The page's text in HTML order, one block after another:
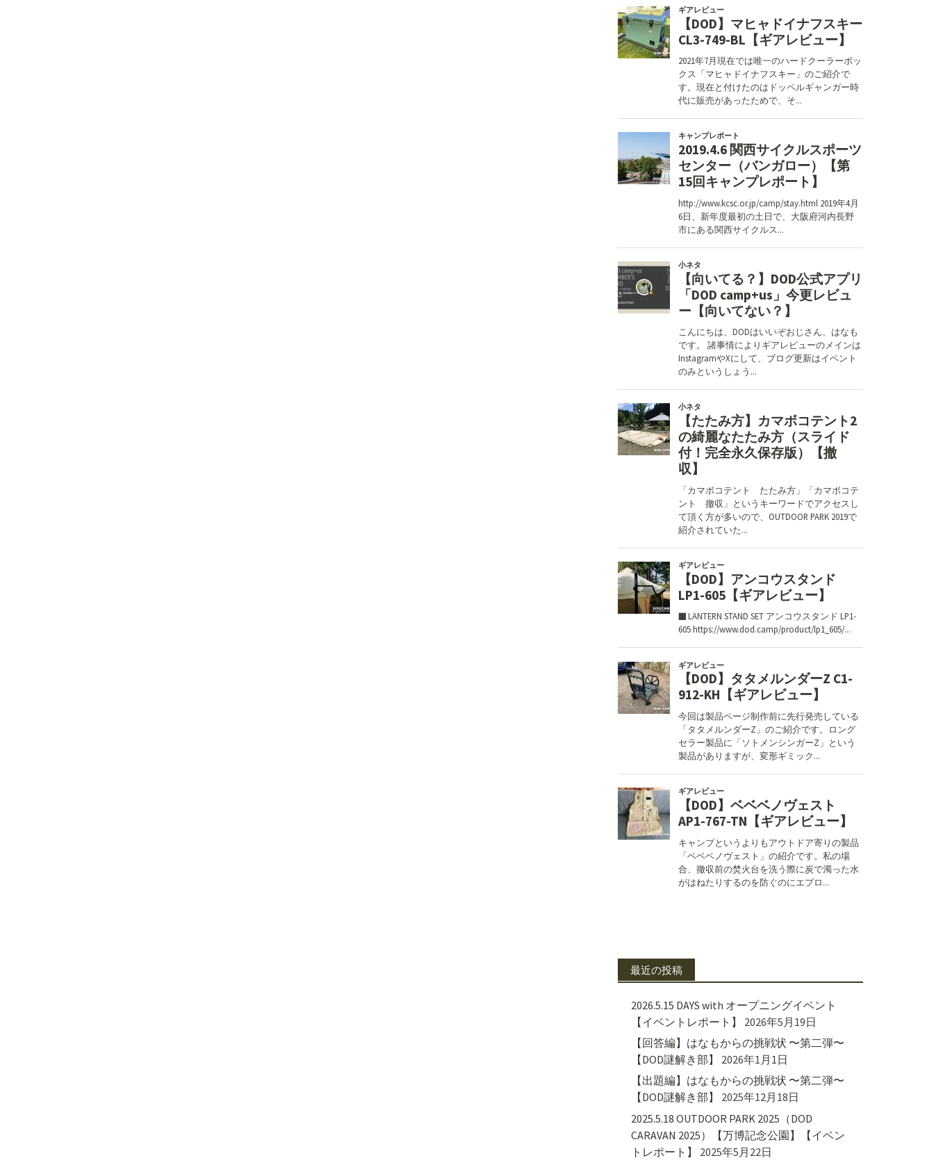
最近の投稿
2026.5.15 DAYS with オープニングイベント
【イベントレポート】
2026年5月19日
【回答編】はなもからの挑戦状 〜第二弾〜
【DOD謎解き部】
2026年1月1日
【出題編】はなもからの挑戦状 〜第二弾〜
【DOD謎解き部】
2025年12月18日
2025.5.18 OUTDOOR PARK 2025（DOD
CARAVAN 2025）【万博記念公園】【イベン
トレポート】
2025年5月22日